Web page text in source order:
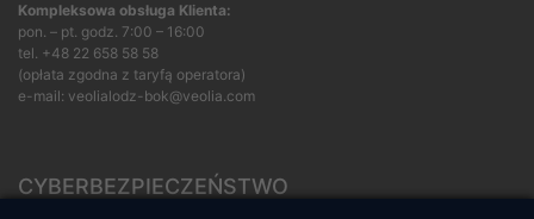
Kompleksowa obsługa Klienta:
pon. – pt. godz. 7:00 – 16:00
tel. +48 22 658 58 58
(opłata zgodna z taryfą operatora)
e-mail: veolialodz-bok@veolia.com
CYBERBEZPIECZEŃSTWO